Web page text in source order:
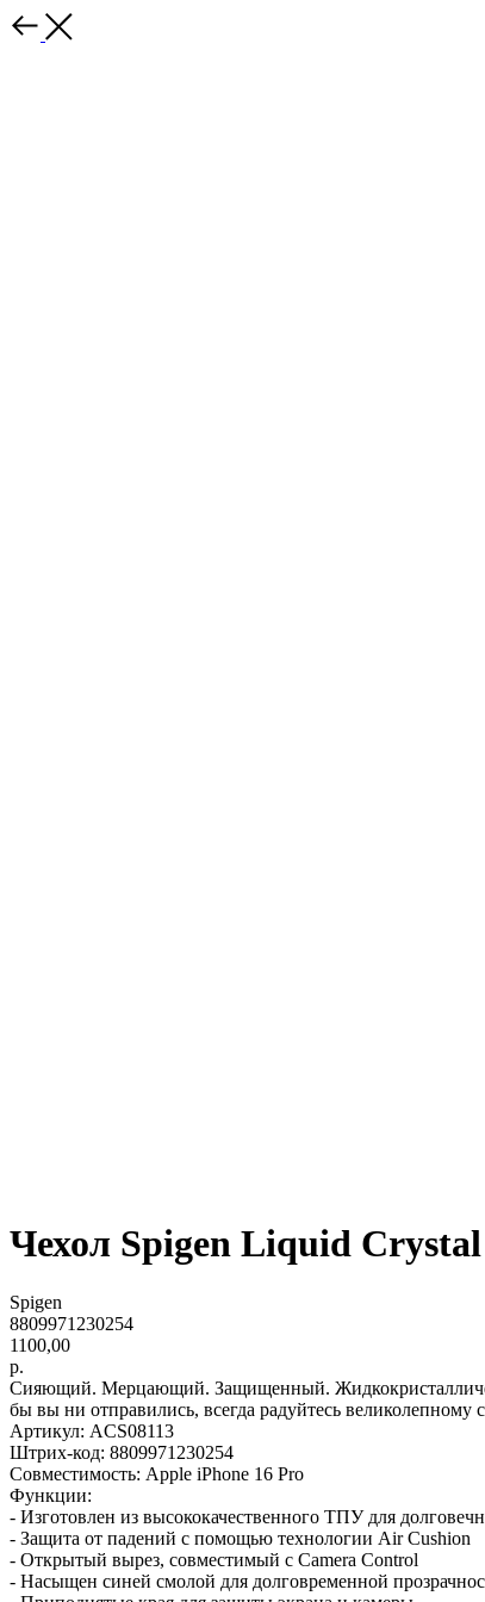
Чехол Spigen Liquid
Spigen
8809971230254
1100,00
р.
Сияющий. Мерцающий. Защищенный.
бы вы ни отправились, всегда радуйтесь великолепному
Артикул: ACS08113
Штрих-код: 8809971230254
Совместимость: Apple iPhone 16 Pro
Функции:
- Изготовлен из высококачественного ТПУ для
- Защита от падений с помощью технологии Air Cushion
- Открытый вырез, совместимый с Camera Control
- Насыщен синей смолой для долговременной